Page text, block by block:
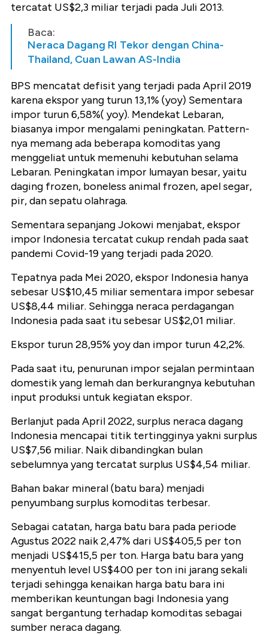
tercatat US$2,3 miliar terjadi pada Juli 2013.
Baca:
Neraca Dagang RI Tekor dengan China-
Thailand, Cuan Lawan AS-India
BPS mencatat defisit yang terjadi pada April 2019
karena ekspor yang turun 13,1% (yoy) Sementara
impor turun 6,58%( yoy). Mendekat Lebaran,
biasanya impor mengalami peningkatan. Pattern-
nya memang ada beberapa komoditas yang
menggeliat untuk memenuhi kebutuhan selama
Lebaran. Peningkatan impor lumayan besar, yaitu
daging frozen, boneless animal frozen, apel segar,
pir, dan sepatu olahraga.
Sementara sepanjang Jokowi menjabat, ekspor
impor Indonesia tercatat cukup rendah pada saat
pandemi Covid-19 yang terjadi pada 2020.
Tepatnya pada Mei 2020, ekspor Indonesia hanya
sebesar US$10,45 miliar sementara impor sebesar
US$8,44 miliar. Sehingga neraca perdagangan
Indonesia pada saat itu sebesar US$2,01 miliar.
Ekspor turun 28,95% yoy dan impor turun 42,2%.
Pada saat itu, penurunan impor sejalan permintaan
domestik yang lemah dan berkurangnya kebutuhan
input produksi untuk kegiatan ekspor.
Berlanjut pada April 2022, surplus neraca dagang
Indonesia mencapai titik tertingginya yakni surplus
US$7,56 miliar. Naik dibandingkan bulan
sebelumnya yang tercatat surplus US$4,54 miliar.
Bahan bakar mineral (batu bara) menjadi
penyumbang surplus komoditas terbesar.
Sebagai catatan, harga batu bara pada periode
Agustus 2022 naik 2,47% dari US$405,5 per ton
menjadi US$415,5 per ton. Harga batu bara yang
menyentuh level US$400 per ton ini jarang sekali
terjadi sehingga kenaikan harga batu bara ini
memberikan keuntungan bagi Indonesia yang
sangat bergantung terhadap komoditas sebagai
sumber neraca dagang.